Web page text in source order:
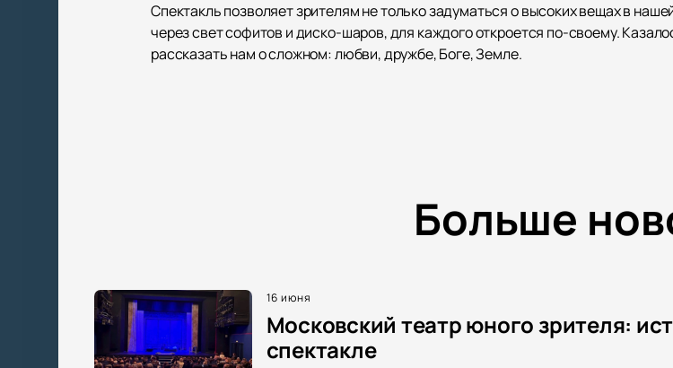
Спектакль позволяет зрителям не только задуматься о высоких вещах в
через свет софитов и диско-шаров, для каждого откроется по-своему.
рассказать нам о сложном: любви, дружбе, Боге, Земле.
Больше
16 июня
Московский театр юного зрителя:
спектакле